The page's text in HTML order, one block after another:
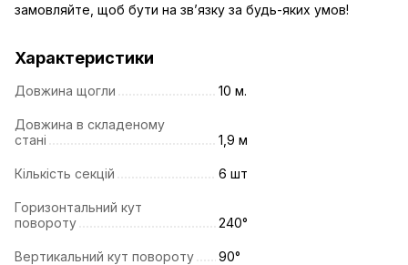
замовляйте, щоб бути на зв’язку за будь-яких умов!
Характеристики
Довжина щогли 10 м.
Довжина в складеному
стані
1,9 м
Кількість секцій 6 шт
Горизонтальний кут
повороту
240°
Вертикальний кут повороту 90°